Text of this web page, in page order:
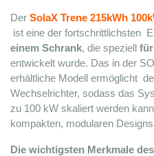
Der SolaX Trene 215kWh
ist eine der fortschrittlichsten
einem Schrank, die speziell für
entwickelt wurde. Das in der
erhältliche Modell ermöglicht
Wechselrichter, sodass das
zu 100 kW skaliert werden
kompakten, modularen
Die wichtigsten Merkmale